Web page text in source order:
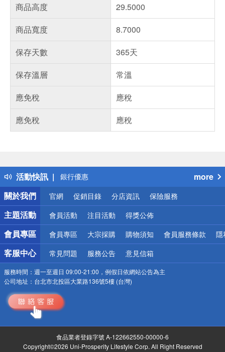
商品高度
29.5000
商品寬度
8.7000
保存天數
365天
保存溫層
常溫
應免稅
應稅
應免稅
應稅
活動快訊
偏遠地區配送
熱門話題
銀行優惠
偏遠地區配送
詐騙網頁！請小心！
more
關於我們
官網 促銷目錄 分店資訊 保險服務
主題活動 會員活動 注目活動 得獎公佈
會員專區 會員專區 大宗採購 購物須知 會員服務條款 隱
客服中心 常見問題 服務公告 意見信箱
服務時間： 週一至週日 09:00-21:00，例假日依網站公告為主
公司地址： 台北市北投區大業路136號5樓 (台灣)
食品業者登錄字號 A-122662550-00000-6
Copyright©2026 Uni-Prosperity Lifestyle Corp. All Right Reserved